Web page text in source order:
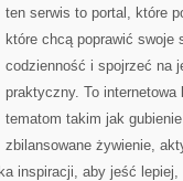
ten serwis to portal, które
które chcą poprawić swoje
codzienność i spojrzeć na
praktyczny. To
tematom takim jak
zbilansowane żywienie,
inspiracji, aby jeść